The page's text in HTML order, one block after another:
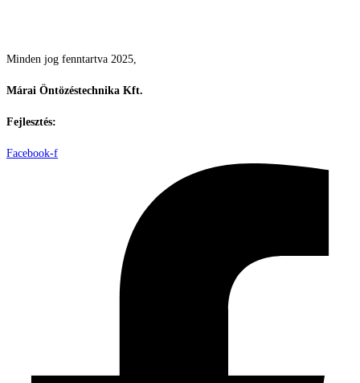
Minden jog fenntartva 2025,
Márai Öntözéstechnika Kft.
Fejlesztés:
Facebook-f